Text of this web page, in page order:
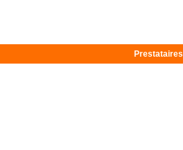
Prestataires